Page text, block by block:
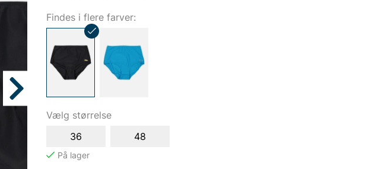
Findes i flere farver:
Vælg størrelse
36
48